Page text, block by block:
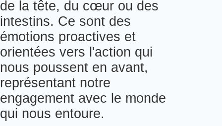
de la tête, du cœur ou des
intestins. Ce sont des
émotions proactives et
orientées vers l'action qui
nous poussent en avant,
représentant notre
engagement avec le monde
qui nous entoure.